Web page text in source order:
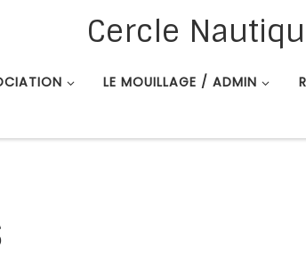
Cercle
LE MOUILLAGE / ADMIN